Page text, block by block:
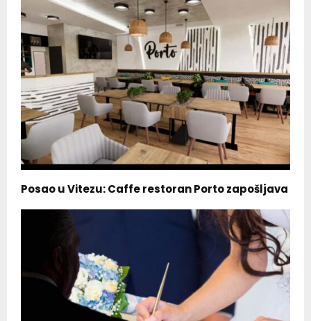
Posao u Vitezu: Caffe restoran Porto zapošljava